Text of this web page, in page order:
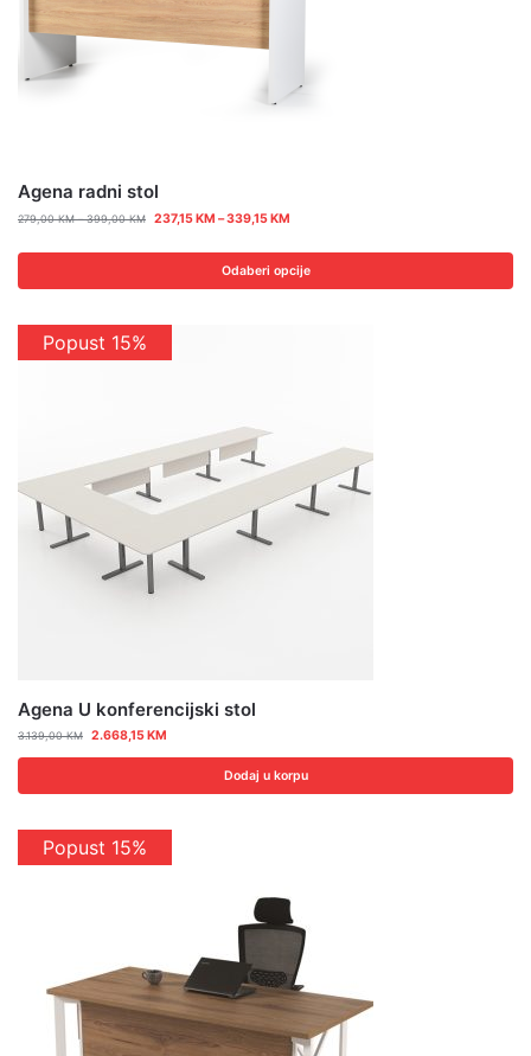
Agena radni stol
279,00KM – 399,00KM 237,15KM –339,15KM
Odaberi opcije
Popust 15%
Agena U konferencijski stol
3.139,00KM 2.668,15KM
Dodaj u korpu
Popust 15%